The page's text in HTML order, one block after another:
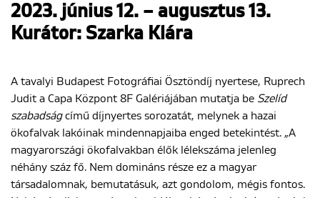
2023. június 12. – augusztus 13.
Kurátor: Szarka Klára
A tavalyi Budapest Fotográfiai Ösztöndíj nyertese, Ruprech
Judit a Capa Központ 8F Galériájában mutatja be Szelíd
szabadságcímű díjnyertes sorozatát, melynek a hazai
ökofalvak lakóinak mindennapjaiba enged betekintést. „A
magyarországi ökofalvakban élők lélekszáma jelenleg
néhány száz fő. Nem domináns része ez a magyar
társadalomnak, bemutatásuk, azt gondolom, mégis fontos.